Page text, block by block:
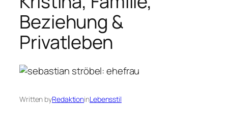
Beziehung &
Privatleben
Written byRedaktioninLebensstil